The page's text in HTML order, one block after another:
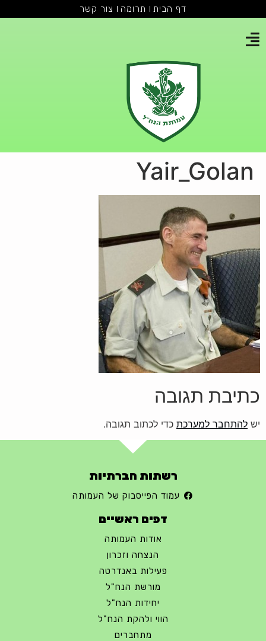
דף הבית תרומה צור קשר
Yair_Golan
כתיבת תגובה
יש להתחבר למערכת כדי לכתוב תגובה.
רשתות חברתיות
עמוד הפייסבוק של העמותה
דפים ראשיים
אודות העמותה
הנצחה וזכרון
פעילות באנדרטה
מורשת הנח"ל
יחידות הנח"ל
הווי ולהקת הנח"ל
מתחברים